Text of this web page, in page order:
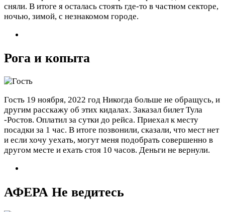
сняли. В итоге я осталась стоять где-то в частном секторе,
ночью, зимой, с незнакомом городе.
Рога и копыта
Гость 19 ноября, 2022 год Никогда больше не обращусь, и
другим расскажу об этих кидалах. Заказал билет Тула
-Ростов. Оплатил за сутки до рейса. Приехал к месту
посадки за 1 час. В итоге позвонили, сказали, что мест нет
и если хочу уехать, могут меня подобрать совершенно в
другом месте и ехать стоя 10 часов. Деньги не вернули.
АФЕРА Не ведитесь